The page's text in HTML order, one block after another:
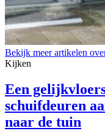
Bekijk meer artikelen
Kijken
Een
schuifdeuren
naar de tuin